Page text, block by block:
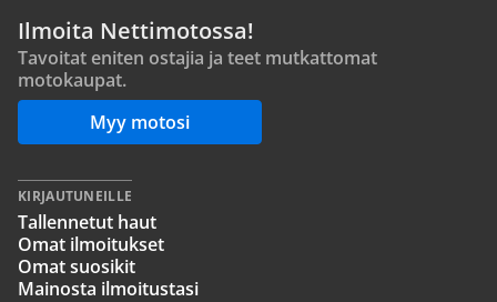
Ilmoita Nettimotossa!
Tavoitat eniten ostajia ja teet mutkattomat
motokaupat.
Myy motosi
KIRJAUTUNEILLE
Tallennetut haut
Omat ilmoitukset
Omat suosikit
Mainosta ilmoitustasi